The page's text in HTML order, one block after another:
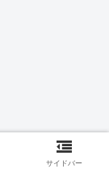
サイドバー